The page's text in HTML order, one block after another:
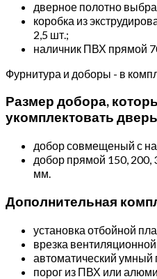
дверное полотно
коробка из
2,5 шт.;
наличник ПВХ прямой
Фурнитура и доборы - в
Размер добора,
укомплектовать
добор совмещеный с
добор прямой 150, 200,
мм.
Дополнительная
установка отбойной
врезка
автоматический умный
порог из ПВХ или